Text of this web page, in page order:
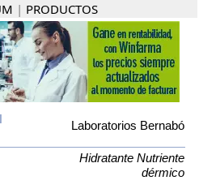
| PRODUCTOS
Laboratorios Bernabó
Hidratante Nutriente
dérmico